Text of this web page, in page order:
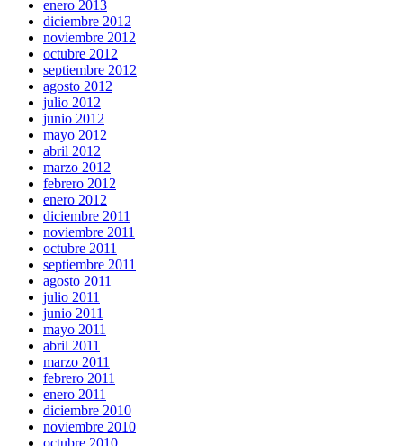
enero 2013
diciembre 2012
noviembre 2012
octubre 2012
septiembre 2012
agosto 2012
julio 2012
junio 2012
mayo 2012
abril 2012
marzo 2012
febrero 2012
enero 2012
diciembre 2011
noviembre 2011
octubre 2011
septiembre 2011
agosto 2011
julio 2011
junio 2011
mayo 2011
abril 2011
marzo 2011
febrero 2011
enero 2011
diciembre 2010
noviembre 2010